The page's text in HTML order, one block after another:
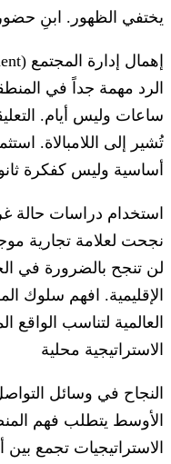
يختفي الظهور. ابنِ
إهمال إدارة المجتمع (Community Management).
الرد مهمة جداً في
ساعات وليس أيام.
تُشير إلى اللامبالاة.
أساسية وليس كفكرة
استخدام دراسات حالة
نجحت لعلامة تجارية
لن تنجح بالضرورة في
الإقليمية. افهم سلوك
العالمية لتناسب الواقع
الاستراتيجية محلية
النجاح في وسائل
الأوسط يتطلب فهم
الاستراتيجيات تجمع